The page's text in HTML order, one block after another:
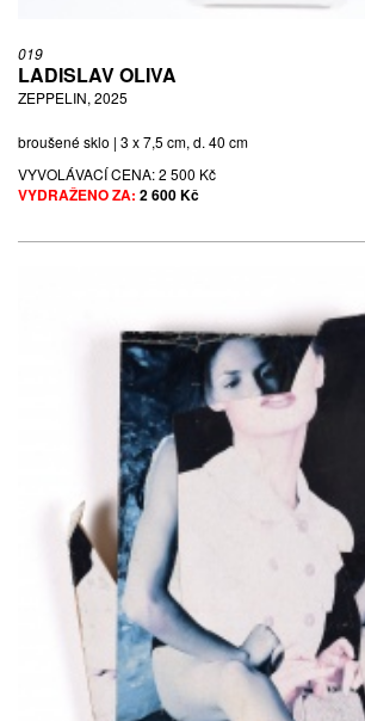
019
LADISLAV OLIVA
ZEPPELIN, 2025
broušené sklo | 3 x 7,5 cm, d. 40 cm
VYVOLÁVACÍ CENA:2 500 Kč
VYDRAŽENO ZA: 2 600 Kč